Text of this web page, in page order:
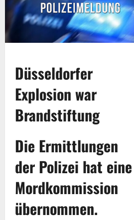
Düsseldorfer
Explosion war
Brandstiftung
Die Ermittlungen
der Polizei hat eine
Mordkommission
übernommen.